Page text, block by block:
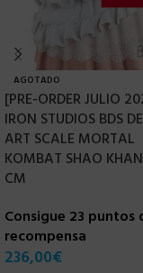
AGOTADO
[PRE-ORDER JULIO
IRON STUDIOS BDS
ART SCALE MORTAL
KOMBAT SHAO
CM
Consigue 23 puntos
recompensa
236,00€